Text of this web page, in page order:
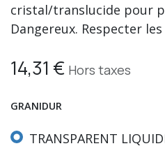
cristal/translucide pour
Dangereux. Respecter
14,31 € Hors taxes
GRANIDUR
TRANSPARENT